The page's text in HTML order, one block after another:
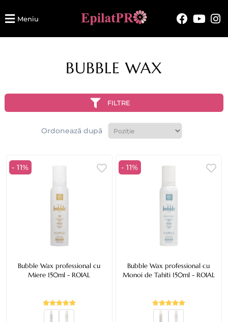
Meniu
BUBBLE WAX
FILTRE
Ordonează după
- 11%
Bubble Wax professional cu
Miere 150ml - ROIAL
- 11%
Bubble Wax professional cu
Monoi de Tahiti 150ml - ROIAL